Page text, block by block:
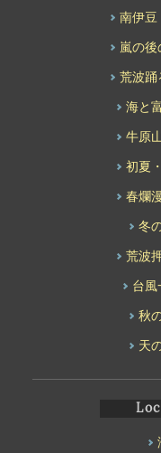
南伊豆
嵐の後
荒波踊
海と
牛原
初夏
春爛
冬
荒波
台風
秋
天